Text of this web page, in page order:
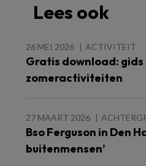
Lees ook
26 MEI 2026 ACTIVITEIT
Gratis download:
zomeractiviteiten
27 MAART 2026
Bso Ferguson in Den
buitenmensen’